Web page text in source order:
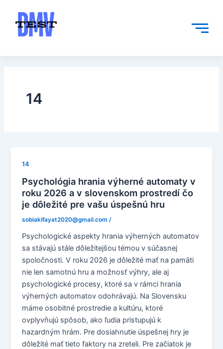
content
14
14
Psychológia hrania výherné automaty v
roku 2026 a v slovenskom prostredí čo
je dôležité pre vašu úspešnú hru
sobiakifayat2020@gmail.com/
Psychologické aspekty hrania výherných automatov
sa stávajú stále dôležitejšou témou v súčasnej
spoločnosti. V roku 2026 je dôležité mať na pamäti
nie len samotnú hru a možnosť výhry, ale aj
psychologické procesy, ktoré sa v rámci hrania
výherných automatov odohrávajú. Na Slovensku
máme osobitné prostredie a kultúru, ktoré
ovplyvňujú spôsob, ako ľudia pristupujú k
hazardným hrám. Pre dosiahnutie úspešnej hry je
dôležité mať tieto faktory na zreteli. Pre začiatok je